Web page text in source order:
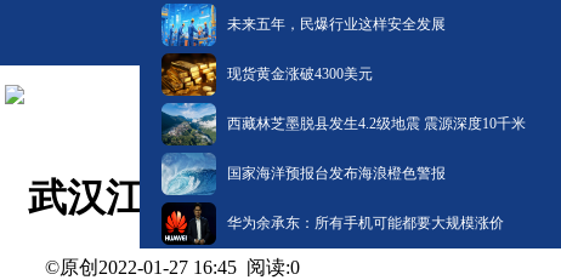
未来五年，民爆行业这样安全发展
现货黄金涨破4300美元
西藏林芝墨脱县发生4.2级地震 震源深度10千米
国家海洋预报台发布海浪橙色警报
华为余承东：所有手机可能都要大规模涨价
武汉江汉交警严查机动车非法改
©原创 2022-01-27 16:45 阅读:0